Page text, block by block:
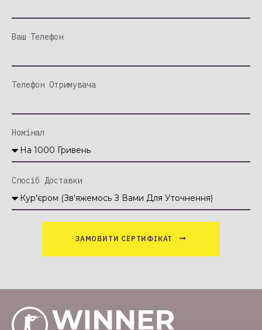
Ваш Телефон
Телефон Отримувача
Номінал
Спосіб Доставки
ЗАМОВИТИ СЕРТИФІКАТ